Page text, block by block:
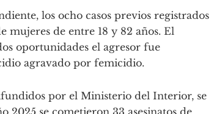
los ocho casos previos registrados
mujeres de entre 18 y 82 años. El
oportunidades el agresor fue
agravado por femicidio.
por el Ministerio del Interior, se